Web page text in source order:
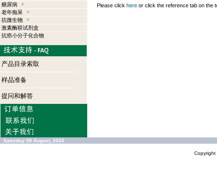
糖尿病
老年痴呆
抗微生物
激素酶联试剂盒
抗癌小分子化合物
产品目录索取
样品准备
提问和解答
Please click here or click the reference tab on the
Saturday 08 August, 2026